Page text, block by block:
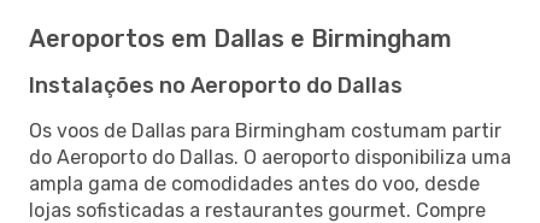
Aeroportos em Dallas e Birmingham
Instalações no Aeroporto do Dallas
Os voos de Dallas para Birmingham costumam partir
do Aeroporto do Dallas. O aeroporto disponibiliza uma
ampla gama de comodidades antes do voo, desde
lojas sofisticadas a restaurantes gourmet. Compre